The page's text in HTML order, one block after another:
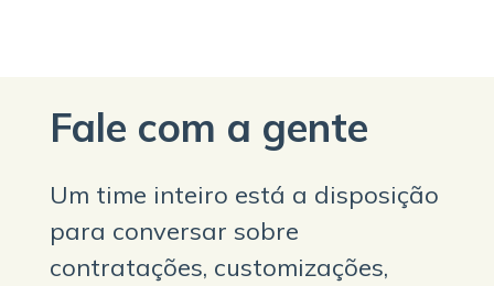
Fale com a gente
Um time inteiro está a disposição
para conversar sobre
contratações, customizações,